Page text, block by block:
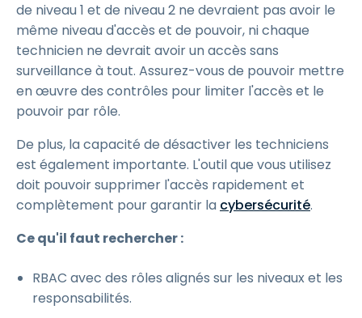
de niveau 1 et de niveau 2 ne devraient pas avoir le
même niveau d'accès et de pouvoir, ni chaque
technicien ne devrait avoir un accès sans
surveillance à tout. Assurez-vous de pouvoir mettre
en œuvre des contrôles pour limiter l'accès et le
pouvoir par rôle.
De plus, la capacité de désactiver les techniciens
est également importante. L'outil que vous utilisez
doit pouvoir supprimer l'accès rapidement et
complètement pour garantir la cybersécurité.
Ce qu'il faut rechercher :
RBAC avec des rôles alignés sur les niveaux et les
responsabilités.